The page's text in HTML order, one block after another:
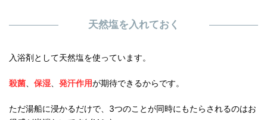
天然塩を入れておく
入浴剤として天然塩を使っています。
殺菌 保湿 発汗作用が期待できるからです。
ただ湯船に浸かるだけで、3つのことが同時にもたらされるのはお